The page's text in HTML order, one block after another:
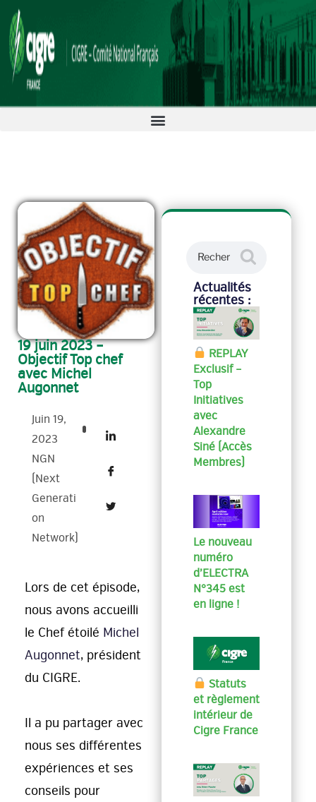
19 juin 2023 –
Objectif Top chef
avec Michel
Augonnet
Juin 19,
2023
NGN
(Next
Generati
On
Network)
Lors de cet épisode,
nous avons accueilli
le Chef étoilé Michel
Augonnet, président
du CIGRE.
Il a pu partager avec
nous ses différentes
expériences et ses
conseils pour
Actualités
récentes :
REPLAY
Exclusif –
Top
Initiatives
avec
Alexandre
Siné (Accès
Membres)
Le nouveau
numéro
d’ELECTRA
N°345 est
en ligne !
Statuts
et règlement
intérieur de
Cigre France